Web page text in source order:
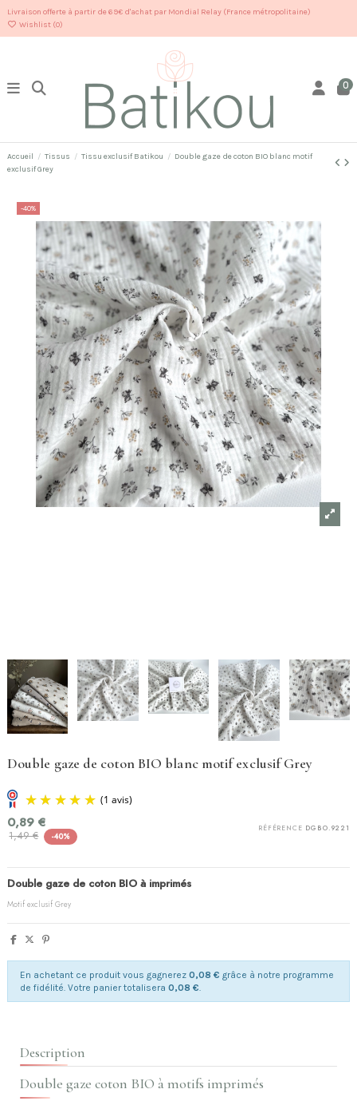
Livraison offerte à partir de 69€ d'achat par Mondial Relay (France métropolitaine)
Wishlist (0)
0
Accueil Tissus Tissu exclusif Batikou
Double gaze de coton BIO blanc motif
exclusif Grey
-40%
Double gaze de coton BIO blanc motif exclusif Grey
RÉFÉRENCE DGBO.9221
0,89 €
1,49 € -40%
Double gaze de coton BIO à imprimés
Motif exclusif Grey
En achetant ce produit vous gagnerez 0,08 € grâce à notre programme
de fidélité. Votre panier totalisera 0,08 €
Description
Double gaze coton BIO à motifs imprimés